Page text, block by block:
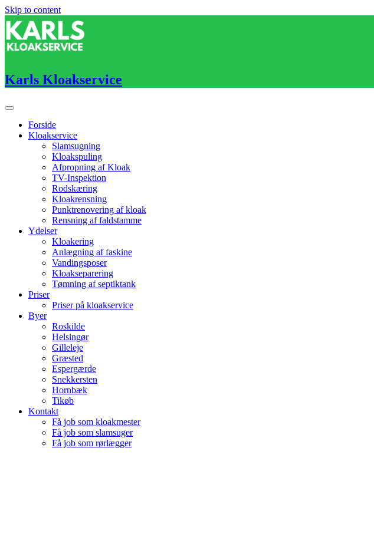
Skip to content
Karls Kloakservice
Forside
Kloakservice
Slamsugning
Kloakspuling
Afpropning af Kloak
TV-Inspektion
Rodskæring
Kloakrensning
Punktrenovering af kloak
Rensning af faldstamme
Ydelser
Kloakering
Anlægning af faskine
Vandingsposer
Kloakseparering
Tømning af septiktank
Priser
Priser på kloakservice
Byer
Roskilde
Helsingør
Gilleleje
Græsted
Espergærde
Snekkersten
Hornbæk
Tikøb
Kontakt
Få job som kloakmester
Få job som slamsuger
Få job som rørlægger